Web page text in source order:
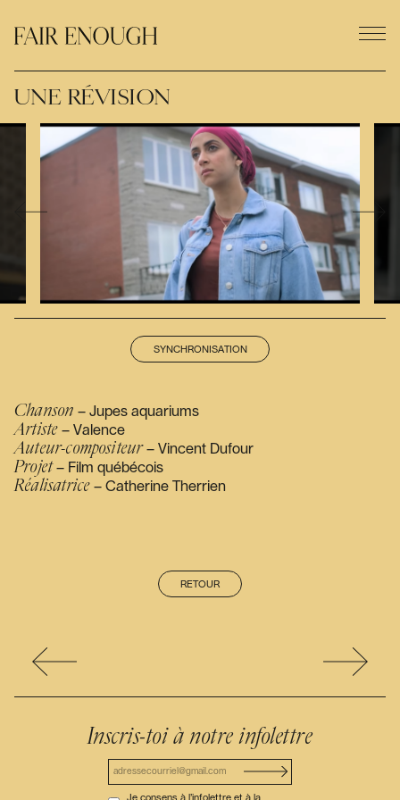
UNE RÉVISION
SYNCHRONISATION
Chanson – Jupes aquariums
Artiste – Valence
Auteur-compositeur– Vincent Dufour
Projet– Film québécois
Réalisatrice – Catherine Therrien
RETOUR
Inscris-toi à notre infolettre
Je consens à l’infolettre et à la